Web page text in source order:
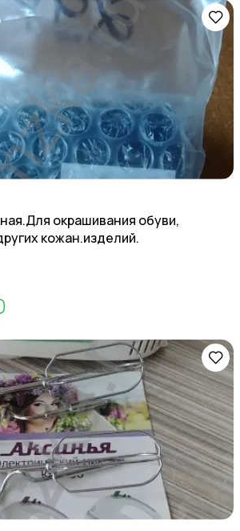
окрашивания обуви,
кожан.изделий.